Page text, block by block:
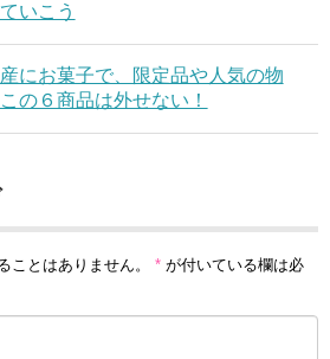
いこう
にお菓子で、限定品や人気の物
の６商品は外せない！
ことはありません。 * が付いている欄は必